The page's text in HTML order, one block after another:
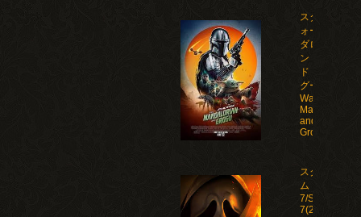
スター・ウ
ォーズ マン
ダロリア
ン・アン
ド・グロー
グー/Star
Wars: The
Mandalorian
and
Grogu(2026)
スクリー
ム
7/Scream
7(2026)